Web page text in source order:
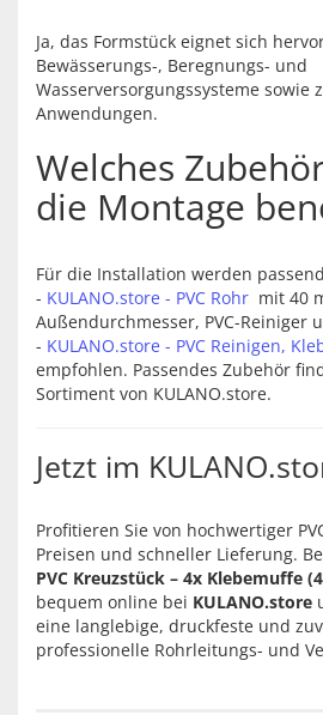
Ja, das Formstück eignet sich
Bewässerungs-, Beregnungs- und
Wasserversorgungssysteme
Anwendungen.
Welches
die Montage
Für die Installation werden
- KULANO.store - PVC Rohr mit 40
Außendurchmesser, PVC-Reiniger
- KULANO.store - PVC Reinigen,
empfohlen. Passendes Zubehör
Sortiment von KULANO.store.
Jetzt im
Profitieren Sie von hochwertiger
Preisen und schneller Lieferung.
PVC Kreuzstück – 4x Klebemuffe
bequem online bei KULANO.store
eine langlebige, druckfeste und
professionelle Rohrleitungs- und